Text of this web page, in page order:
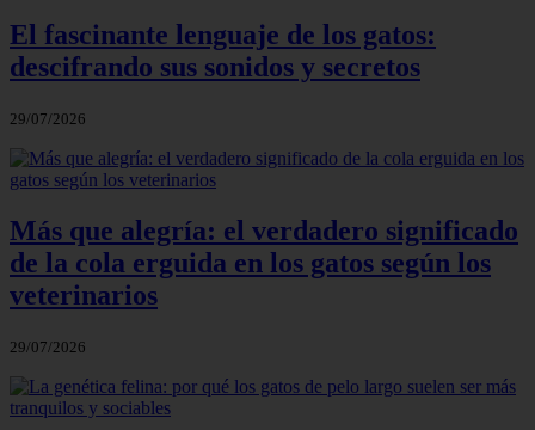
El fascinante lenguaje de los gatos:
descifrando sus sonidos y secretos
29/07/2026
Más que alegría: el verdadero significado
de la cola erguida en los gatos según los
veterinarios
29/07/2026